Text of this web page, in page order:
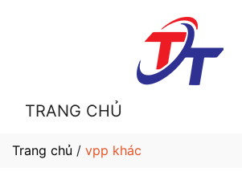
TRANG CHỦ
Trang chủ / vpp khác